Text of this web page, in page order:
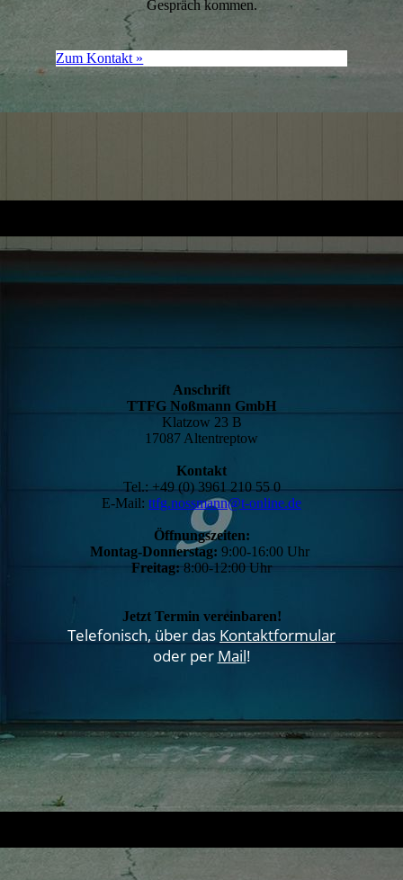
Gespräch kommen.
Zum Kontakt »
Anschrift
TTFG Noßmann GmbH
Klatzow 23 B
17087 Altentreptow
Kontakt
Tel.: +49 (0) 3961 210 55 0
E-Mail: ttfg.nossmann@t-online.de
Öffnungszeiten:
Montag-Donnerstag: 9:00-16:00 Uhr
Freitag:8:00-12:00 Uhr
Jetzt Termin vereinbaren!
Telefonisch, über das Kontaktformular
oder per Mail!